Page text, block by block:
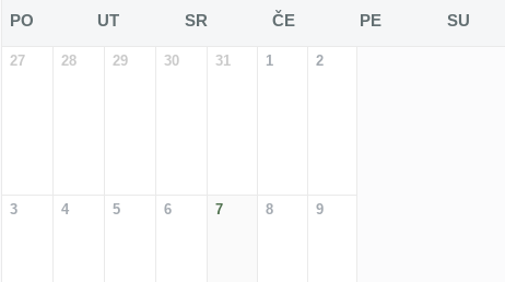
PO UT SR ČE PE SU
27 28 29 30 31 1 2
3 4 5 6 7 8 9